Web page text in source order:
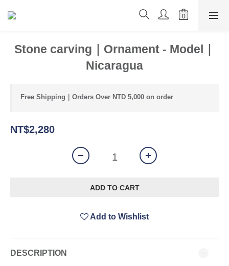
Stone carving｜Ornament - Model｜
Nicaragua
Free Shipping｜Orders Over NTD 5,000 on order
NT$2,280
ADD TO CART
Add to Wishlist
DESCRIPTION